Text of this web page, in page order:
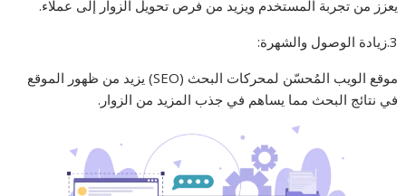
يعزز من تجربة المستخدم ويزيد من فرص تحويل الزوار إلى عملاء.
3.زيادة الوصول والشهرة:
موقع الويب المُحسّن لمحركات البحث (SEO) يزيد من ظهور الموقع
في نتائج البحث مما يساهم في جذب المزيد من الزوار.